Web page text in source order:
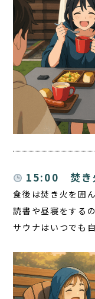
15:00 焚き
食後は焚き火を囲
読書や昼寝をする
サウナはいつでも